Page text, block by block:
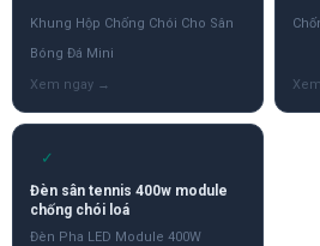
Khung Hộp Chống Chói Cho Sân
Bóng Đá Mini
✓
Đèn sân tennis 400w module
chống chói loá
Đèn Pha LED Module 400W